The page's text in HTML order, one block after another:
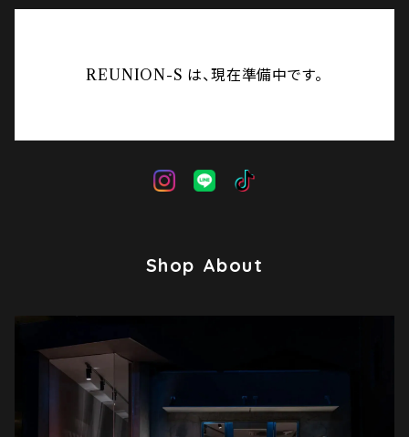
REUNION-S は、現在準備中です。
Shop About